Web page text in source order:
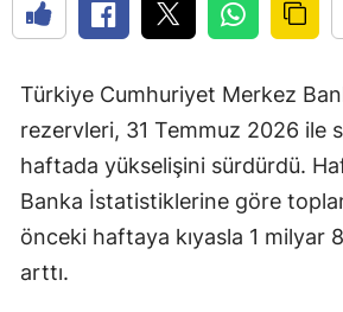
Türkiye Cumhuriyet Merkez
rezervleri, 31 Temmuz 2026 ile
haftada yükselişini sürdürdü.
Banka İstatistiklerine göre
önceki haftaya kıyasla 1 milyar
arttı.